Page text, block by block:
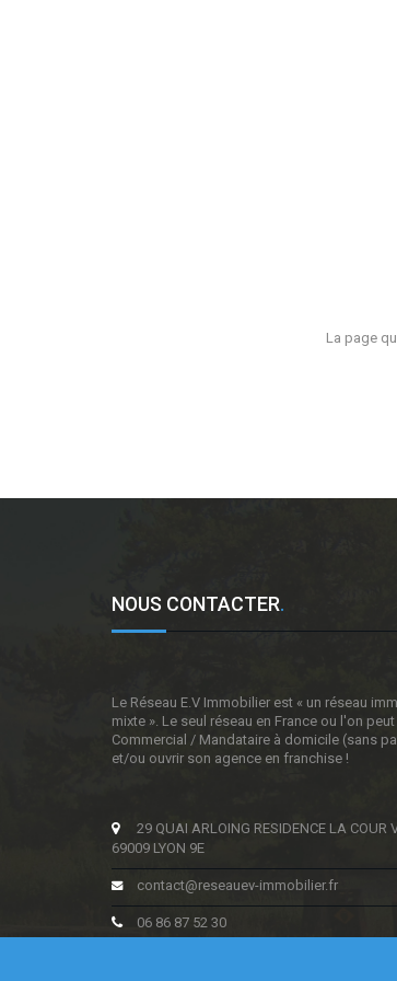
La page
NOUS CONTACTER.
Le Réseau E.V Immobilier est « un réseau
mixte ». Le seul réseau en France ou l'on
Commercial / Mandataire à domicile (sans
et/ou ouvrir son agence en franchise !
29 QUAI ARLOING RESIDENCE LA COUR
69009 LYON 9E
contact@reseauev-immobilier.fr
06 86 87 52 30